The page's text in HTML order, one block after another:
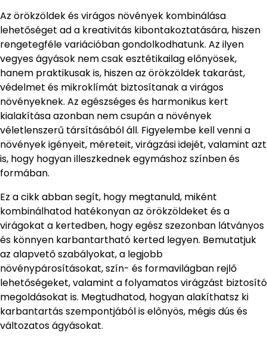
Az örökzöldek és virágos növények kombinálása
lehetőséget ad a kreativitás kibontakoztatására, hiszen
rengetegféle variációban gondolkodhatunk. Az ilyen
vegyes ágyások nem csak esztétikailag előnyösek,
hanem praktikusak is, hiszen az örökzöldek takarást,
védelmet és mikroklímát biztosítanak a virágos
növényeknek. Az egészséges és harmonikus kert
kialakítása azonban nem csupán a növények
véletlenszerű társításából áll. Figyelembe kell venni a
növények igényeit, méreteit, virágzási idejét, valamint azt
is, hogy hogyan illeszkednek egymáshoz színben és
formában.
Ez a cikk abban segít, hogy megtanuld, miként
kombinálhatod hatékonyan az örökzöldeket és a
virágokat a kertedben, hogy egész szezonban látványos
és könnyen karbantartható kerted legyen. Bemutatjuk
az alapvető szabályokat, a legjobb
növénypárosításokat, szín- és formavilágban rejlő
lehetőségeket, valamint a folyamatos virágzást biztosító
megoldásokat is. Megtudhatod, hogyan alakíthatsz ki
karbantartás szempontjából is előnyös, mégis dús és
változatos ágyásokat.